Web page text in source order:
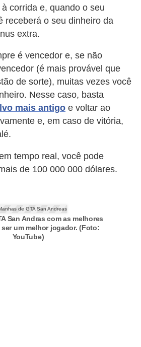
corrida e, quando o seu
receberá o seu dinheiro da
extra.
é vencedor e, se não
(é mais provável que
de sorte), muitas vezes você
Nesse caso, basta
mais antigo e voltar ao
e, em caso de vitória,
tempo real, você pode
de 100 000 000 dólares.
San Andras com as melhores
ser um melhor jogador. (Foto:
YouTube)